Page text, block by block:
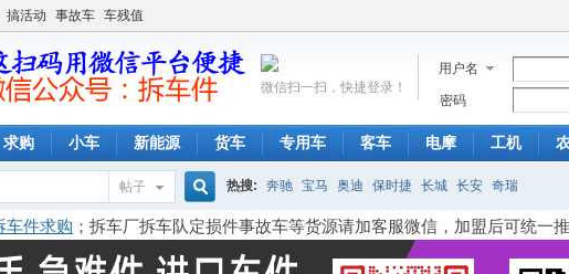
搞活动 事故车 车残值
用户名
密码
微信扫一扫，快捷登录！
求购 小车 新能源 货车 专用车 客车 电摩 工机
帖子
搜
热搜: 奔驰 宝马 奥迪 保时捷 长城 长安 奇瑞
车件求购 ；拆车厂拆车队定损件事故车等货源请加客服微信，加盟后可统一